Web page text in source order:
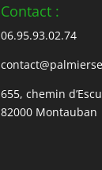
Contact :
06.95.93.02.74
655, chemin
82000 Montauban